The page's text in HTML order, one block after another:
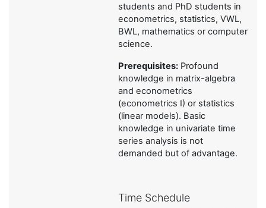
students and PhD students in
econometrics, statistics, VWL,
BWL, mathematics or computer
science.
Prerequisites:Profound
knowledge in matrix-algebra
and econometrics
(econometrics I) or statistics
(linear models). Basic
knowledge in univariate time
series analysis is not
demanded but of advantage.
Time Schedule